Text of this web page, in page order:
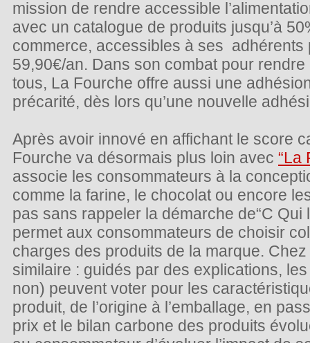
mission de rendre accessible
avec un catalogue de produits jusqu’à
commerce, accessibles à ses adhérents
59,90€/an. Dans son combat pour
tous, La Fourche offre aussi une
précarité, dès lors qu’une nouvelle
Après avoir innové en affichant le score
Fourche va désormais plus loin avec “La
associe les consommateurs à la
comme la farine, le chocolat ou encore
pas sans rappeler la démarche de“C Qui
permet aux consommateurs de choisir
charges des produits de la marque.
similaire : guidés par des explications,
non) peuvent voter pour les
produit, de l’origine à l’emballage, en
prix et le bilan carbone des produits